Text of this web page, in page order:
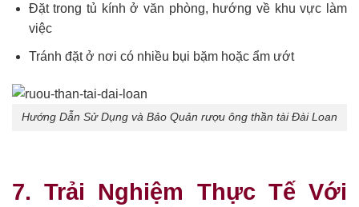
Đặt trong tủ kính ở văn phòng, hướng về khu vực làm
việc
Tránh đặt ở nơi có nhiều bụi bặm hoặc ẩm ướt
Hướng Dẫn Sử Dụng và Bảo Quản rượu ông thần tài Đài Loan
7. Trải Nghiệm Thực Tế Với